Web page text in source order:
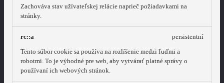
Zachováva stav užívateľskej relácie naprieč požiadavkami na
stránky.
rc::a
Tento súbor cookie sa používa na rozlíšenie medzi ľuďmi a
robotmi. To je výhodné pre web, aby vytvárať platné správy o
používaní ich webových stránok.
persistentní